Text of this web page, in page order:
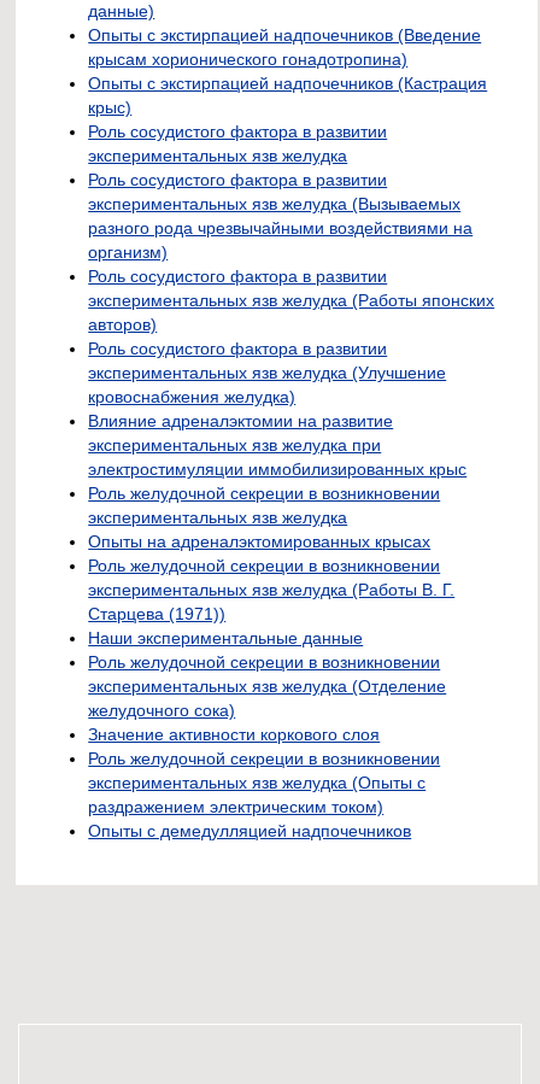
данные)
Опыты с экстирпацией надпочечников (Введение
крысам хорионического гонадотропина)
Опыты с экстирпацией надпочечников (Кастрация
крыс)
Роль сосудистого фактора в развитии
экспериментальных язв желудка
Роль сосудистого фактора в развитии
экспериментальных язв желудка (Вызываемых
разного рода чрезвычайными воздействиями на
организм)
Роль сосудистого фактора в развитии
экспериментальных язв желудка (Работы японских
авторов)
Роль сосудистого фактора в развитии
экспериментальных язв желудка (Улучшение
кровоснабжения желудка)
Влияние адреналэктомии на развитие
экспериментальных язв желудка при
электростимуляции иммобилизированных крыс
Роль желудочной секреции в возникновении
экспериментальных язв желудка
Опыты на адреналэктомированных крысах
Роль желудочной секреции в возникновении
экспериментальных язв желудка (Работы В. Г.
Старцева (1971))
Наши экспериментальные данные
Роль желудочной секреции в возникновении
экспериментальных язв желудка (Отделение
желудочного сока)
Значение активности коркового слоя
Роль желудочной секреции в возникновении
экспериментальных язв желудка (Опыты с
раздражением электрическим током)
Опыты с демедулляцией надпочечников